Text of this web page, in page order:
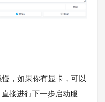
，如果你有显卡，可以
接进行下一步启动服